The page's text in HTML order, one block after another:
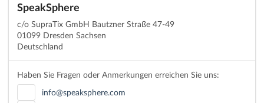
SpeakSphere
c/o SupraTix GmbH Bautzner Straße 47-49
01099 Dresden Sachsen
Deutschland
Haben Sie Fragen oder Anmerkungen erreichen Sie uns:
info@speaksphere.com